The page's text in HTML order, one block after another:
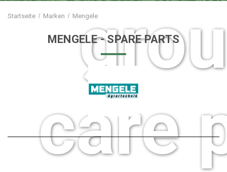
care
Startseite Marken Mengele
MENGELE- SPARE PARTS